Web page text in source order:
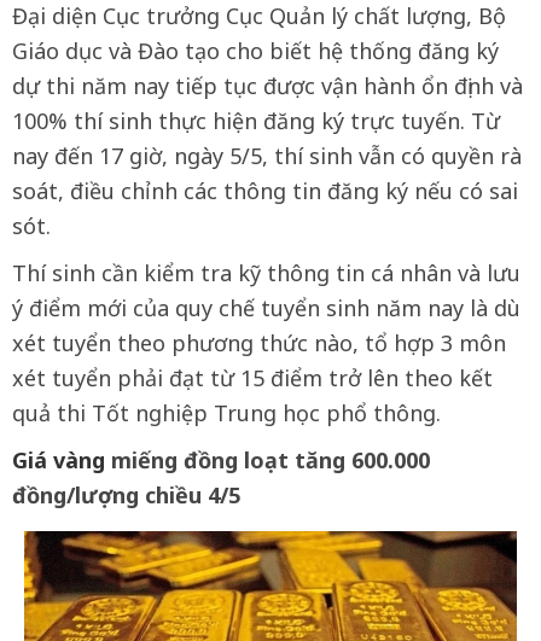
Đại diện Cục trưởng Cục Quản lý chất lượng, Bộ
Giáo dục và Đào tạo cho biết hệ thống đăng ký
dự thi năm nay tiếp tục được vận hành ổn định và
100% thí sinh thực hiện đăng ký trực tuyến. Từ
nay đến 17 giờ, ngày 5/5, thí sinh vẫn có quyền rà
soát, điều chỉnh các thông tin đăng ký nếu có sai
sót.
Thí sinh cần kiểm tra kỹ thông tin cá nhân và lưu
ý điểm mới của quy chế tuyển sinh năm nay là dù
xét tuyển theo phương thức nào, tổ hợp 3 môn
xét tuyển phải đạt từ 15 điểm trở lên theo kết
quả thi Tốt nghiệp Trung học phổ thông.
Giá vàng miếng đồng loạt tăng 600.000
đồng/lượng chiều 4/5